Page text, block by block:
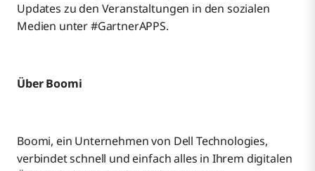
Updates zu den Veranstaltungen in den sozialen
Medien unter #GartnerAPPS.
Über Boomi
Boomi, ein Unternehmen von Dell Technologies,
verbindet schnell und einfach alles in Ihrem digitalen